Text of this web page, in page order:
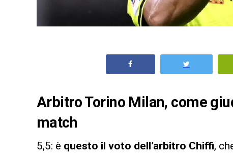
Arbitro Torino Milan, come
match
5,5: è questo il voto dell’arbitro Chiffi,